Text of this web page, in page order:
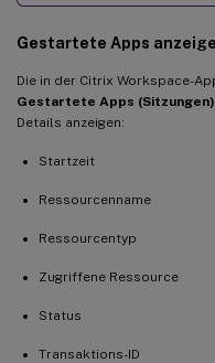
Gestartete Apps
Die in der Citrix Workspace-
Gestartete Apps (Sitzungen)
Details anzeigen:
Startzeit
Ressourcenname
Ressourcentyp
Zugriffene Ressource
Status
Transaktions-ID